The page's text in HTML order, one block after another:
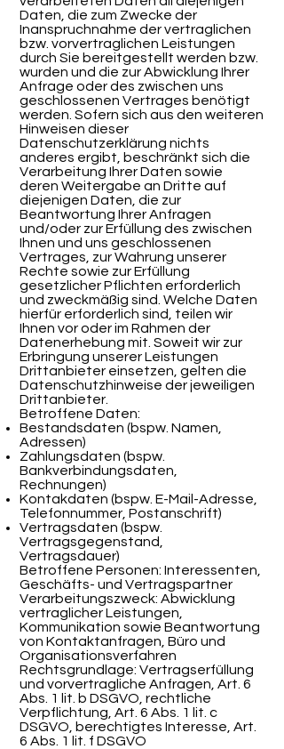
Daten, die zum Zwecke der
Inanspruchnahme der vertraglichen
bzw. vorvertraglichen Leistungen
durch Sie bereitgestellt werden bzw.
wurden und die zur Abwicklung Ihrer
Anfrage oder des zwischen uns
geschlossenen Vertrages benötigt
werden. Sofern sich aus den weiteren
Hinweisen dieser
Datenschutzerklärung nichts
anderes ergibt, beschränkt sich die
Verarbeitung Ihrer Daten sowie
deren Weitergabe an Dritte auf
diejenigen Daten, die zur
Beantwortung Ihrer Anfragen
und/oder zur Erfüllung des zwischen
Ihnen und uns geschlossenen
Vertrages, zur Wahrung unserer
Rechte sowie zur Erfüllung
gesetzlicher Pflichten erforderlich
und zweckmäßig sind. Welche Daten
hierfür erforderlich sind, teilen wir
Ihnen vor oder im Rahmen der
Datenerhebung mit. Soweit wir zur
Erbringung unserer Leistungen
Drittanbieter einsetzen, gelten die
Datenschutzhinweise der jeweiligen
Drittanbieter.
Betroffene Daten:
Bestandsdaten (bspw. Namen,
Adressen)
Zahlungsdaten (bspw.
Bankverbindungsdaten,
Rechnungen)
Kontakdaten (bspw. E-Mail-Adresse,
Telefonnummer, Postanschrift)
Vertragsdaten (bspw.
Vertragsgegenstand,
Vertragsdauer)
Betroffene Personen: Interessenten,
Geschäfts- und Vertragspartner
Verarbeitungszweck: Abwicklung
vertraglicher Leistungen,
Kommunikation sowie Beantwortung
von Kontaktanfragen, Büro und
Organisationsverfahren
Rechtsgrundlage: Vertragserfüllung
und vorvertragliche Anfragen, Art. 6
Abs. 1 lit. b DSGVO, rechtliche
Verpflichtung, Art. 6 Abs. 1 lit. c
DSGVO, berechtigtes Interesse, Art.
6 Abs. 1 lit. f DSGVO